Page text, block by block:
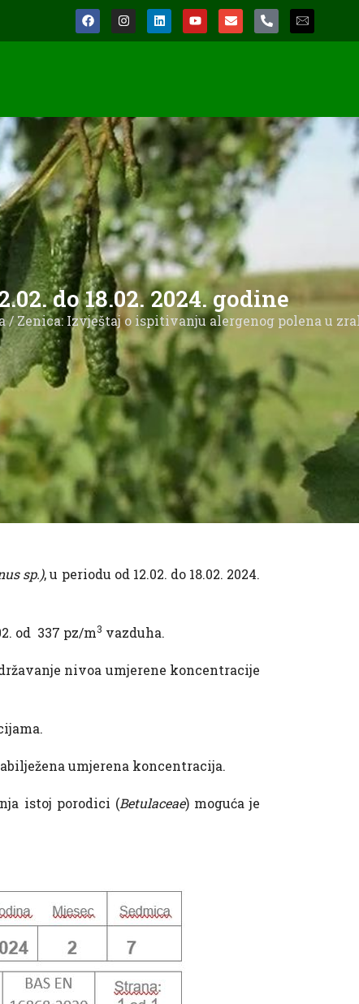
do 18.02. 2024. godine
/ Zenica: Izvještaj o ispitivanju alergenog polena u
sp.), u periodu od 12.02. do 18.02. 2024.
od 337 pz/m3 vazduha.
nivoa umjerene koncentracije
umjerena koncentracija.
istoj porodici (Betulaceae) moguća je